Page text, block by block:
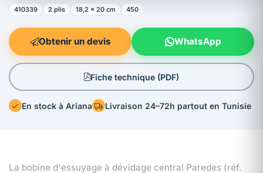
410339 2 plis 18,2 × 20 cm 450
Obtenir un devis WhatsApp
Fiche technique (PDF)
En stock à Ariana Livraison 24–72h partout en Tunisie
La bobine d'essuyage à dévidage central Paredes (réf.